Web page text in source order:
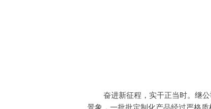
奋进新征程，实干正当时。继公